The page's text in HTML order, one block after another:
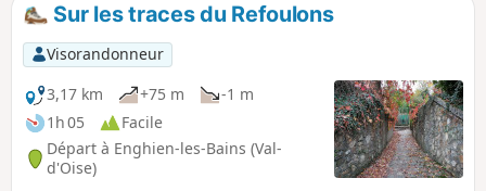
Sur les traces du Refoulons
Visorandonneur
3,17 km
+75 m
-1 m
1h 05
Facile
Départ à Enghien-les-Bains (Val-
d'Oise)